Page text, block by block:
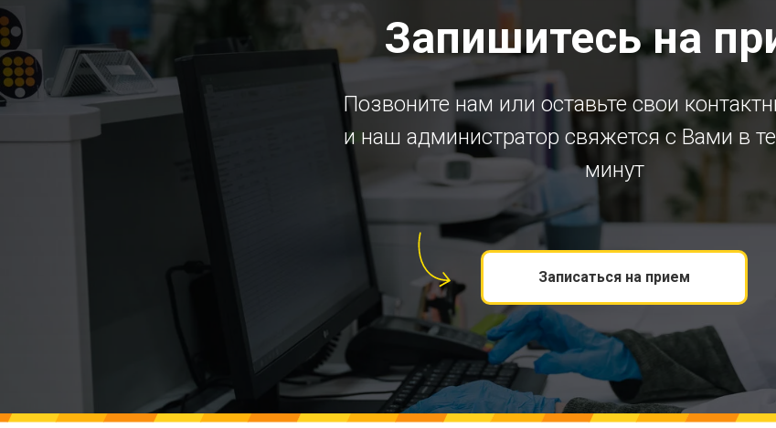
Запишитесь на
Позвоните нам или оставьте свои
и наш администратор свяжется с Вами в
минут
Записаться на прием